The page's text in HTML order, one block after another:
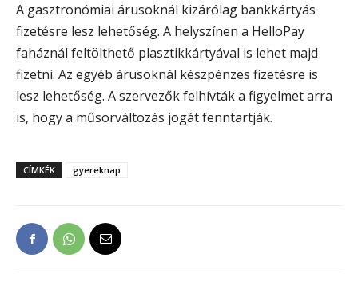
A gasztronómiai árusoknál kizárólag bankkártyás
fizetésre lesz lehetőség. A helyszínen a HelloPay
faháznál feltölthető plasztikkártyával is lehet majd
fizetni. Az egyéb árusoknál készpénzes fizetésre is
lesz lehetőség. A szervezők felhívták a figyelmet arra
is, hogy a műsorváltozás jogát fenntartják.
CÍMKÉK gyereknap